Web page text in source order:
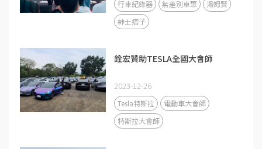
行車紀錄器 無差別車聚
湯姆賢
紳士痞子
銓宏贊助TESLA全國大會師
2023-12-26
Tesla特斯拉
電動車大會師
特斯拉大會師